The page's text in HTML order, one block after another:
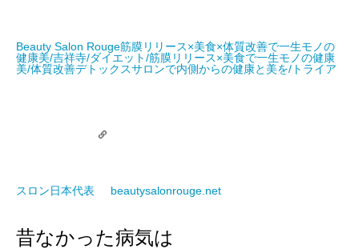
Beauty Salon Rouge筋膜リリース×美食×体質改善で一生モノの
健康美/吉祥寺/ダイエット/筋膜リリース×美食で一生モノの健康
美/体質改善デトックスサロンで内側からの健康と美を/トライア
スロン日本代表 beautysalonrouge.net
昔なかった病気は